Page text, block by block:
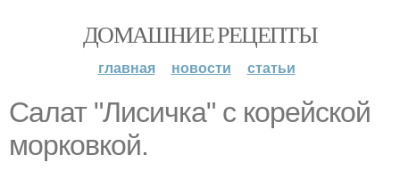
ДОМАШНИЕ РЕЦЕПТЫ
главная новости статьи
Салат "Лисичка" с корейской
морковкой.